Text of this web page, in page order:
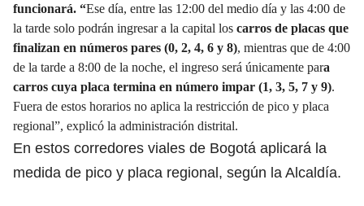
funcionará. “Ese día, entre las 12:00 del medio día y las 4:00 de
la tarde solo podrán ingresar a la capital los carros de placas que
finalizan en números pares (0, 2, 4, 6 y 8), mientras que de 4:00
de la tarde a 8:00 de la noche, el ingreso será únicamente para
carros cuya placa termina en número impar (1, 3, 5, 7 y 9).
Fuera de estos horarios no aplica la restricción de pico y placa
regional”, explicó la administración distrital.
En estos corredores viales de Bogotá aplicará la
medida de pico y placa regional, según la Alcaldía.